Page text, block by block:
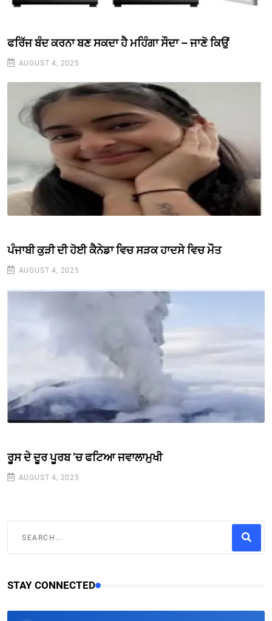
ਫਰਿੱਜ ਬੰਦ ਕਰਨਾ ਬਣ ਸਕਦਾ ਹੈ ਮਹਿੰਗਾ ਸੌਦਾ – ਜਾਣੋ ਕਿਉਂ
AUGUST 4, 2025
ਪੰਜਾਬੀ ਕੁੜੀ ਦੀ ਹੋਈ ਕੈਨੇਡਾ ਵਿਚ ਸੜਕ ਹਾਦਸੇ ਵਿਚ ਮੌਤ
AUGUST 4, 2025
ਰੂਸ ਦੇ ਦੂਰ ਪੂਰਬ ’ਚ ਫਟਿਆ ਜਵਾਲਾਮੁਖੀ
AUGUST 4, 2025
STAY CONNECTED